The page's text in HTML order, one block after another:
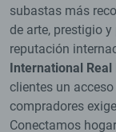
subastas más
de arte, prestigio
reputación
International Real
clientes un
compradores
Conectamos